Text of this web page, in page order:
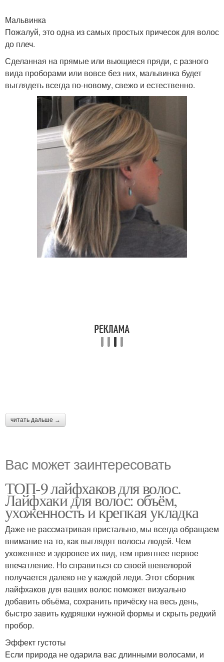
Мальвинка
Пожалуй, это одна из самых простых причесок для волос
до плеч.
Сделанная на прямые или вьющиеся пряди, с разного
вида проборами или вовсе без них, мальвинка будет
выглядеть всегда по-новому, свежо и естественно.
читать дальше →
Вас может заинтересовать
ТОП-9 лайфхаков для волос.
Лайфхаки для волос: объём,
ухоженность и крепкая укладка
Даже не рассматривая пристально, мы всегда обращаем
внимание на то, как выглядят волосы людей. Чем
ухоженнее и здоровее их вид, тем приятнее первое
впечатление. Но справиться со своей шевелюрой
получается далеко не у каждой леди. Этот сборник
лайфхаков для ваших волос поможет визуально
добавить объёма, сохранить причёску на весь день,
быстро завить кудряшки нужной формы и скрыть редкий
пробор.
Эффект густоты
Если природа не одарила вас длинными волосами, и